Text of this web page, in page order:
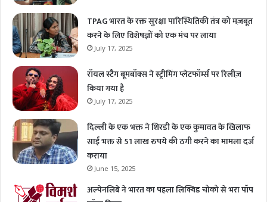
TPAG भारत के रक्त सुरक्षा पारिस्थितिकी तंत्र को मज़बूत
करने के लिए विशेषज्ञों को एक मंच पर लाया
July 17, 2025
रॉयल स्टैग बूमबॉक्स ने स्ट्रीमिंग प्लेटफॉर्म्स पर रिलीज़
किया गया है
July 17, 2025
दिल्ली के एक भक्त ने शिरडी के एक कुमावत के खिलाफ
साईं भक्त से 51 लाख रुपये की ठगी करने का मामला दर्ज
कराया
June 15, 2025
अल्पेनलिबे ने भारत का पहला लिक्विड चोको से भरा पॉप